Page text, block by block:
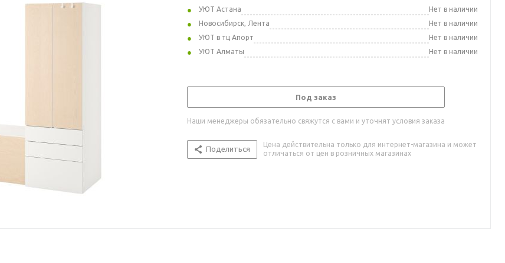
УЮТ Астана
Нет в наличии
Новосибирск, Лента
Нет в наличии
УЮТ в тц Апорт
Нет в наличии
УЮТ Алматы
Нет в наличии
Под заказ
Наши менеджеры обязательно свяжутся с вами и уточнят условия заказа
Поделиться
Цена действительна только для интернет-магазина и может
отличаться от цен в розничных магазинах